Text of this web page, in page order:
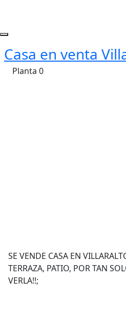
Casa en venta
Planta 0
SE VENDE CASA EN
TERRAZA, PATIO, POR TAN
VERLA!!;